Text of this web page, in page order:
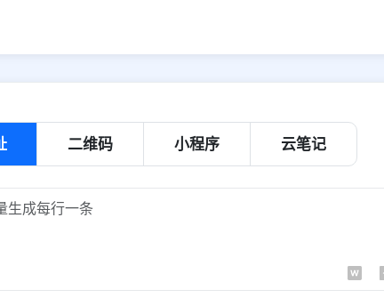
二维码 小程序 云笔记